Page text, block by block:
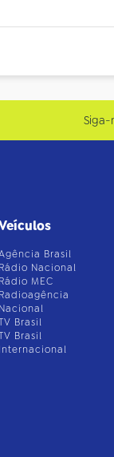
Siga-
Brasil
Rádio Nacional
Rádio MEC
Radioagência
Nacional
Brasil
Brasil
Internacional